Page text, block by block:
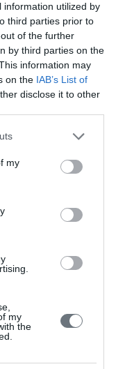
information utilized by
third parties prior to
of the further
by third parties on the
information may
on the IAB’s List of
disclose it to other
my
my
the
2022
ΩΡΛ Κλινική,
Πρόγραμμα
Συνέδρια της
Ο Dr. med. B.
στο Συνέδριο της